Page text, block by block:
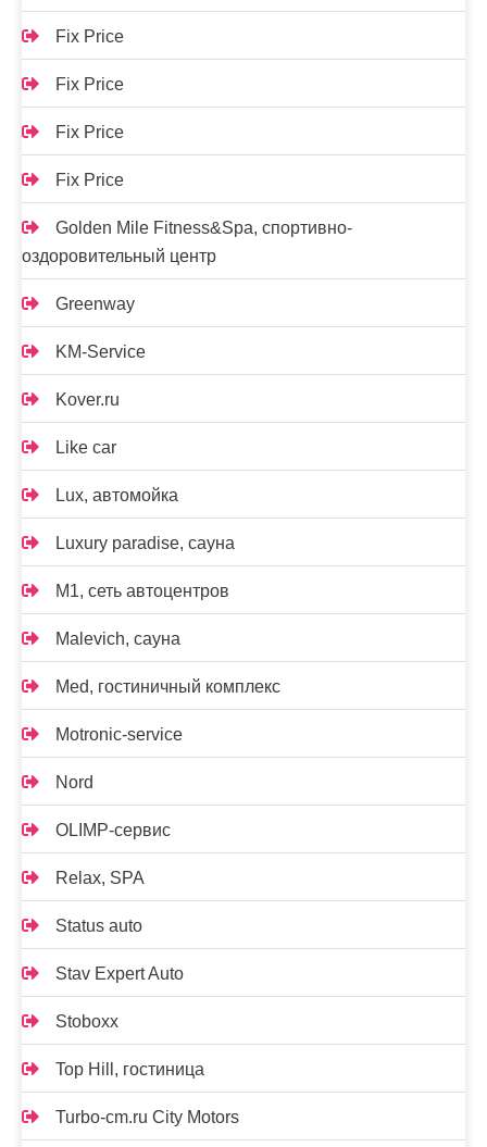
Fix Price
Fix Price
Fix Price
Fix Price
Golden Mile Fitness&Spa, спортивно-
оздоровительный центр
Greenway
KM-Service
Kover.ru
Like car
Lux, автомойка
Luxury paradise, сауна
M1, сеть автоцентров
Malevich, сауна
Med, гостиничный комплекс
Motronic-service
Nord
OLIMP-сервис
Relax, SPA
Status auto
Stav Expert Auto
Stoboxx
Top Hill, гостиница
Turbo-cm.ru City Motors